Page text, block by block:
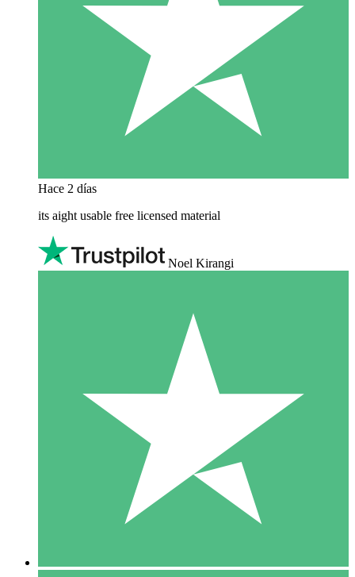
Hace 2 días
its aight usable free licensed material
Noel Kirangi